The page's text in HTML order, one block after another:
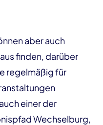
aber auch
finden, darüber
regelmäßig für
einer der
Wechselburg,